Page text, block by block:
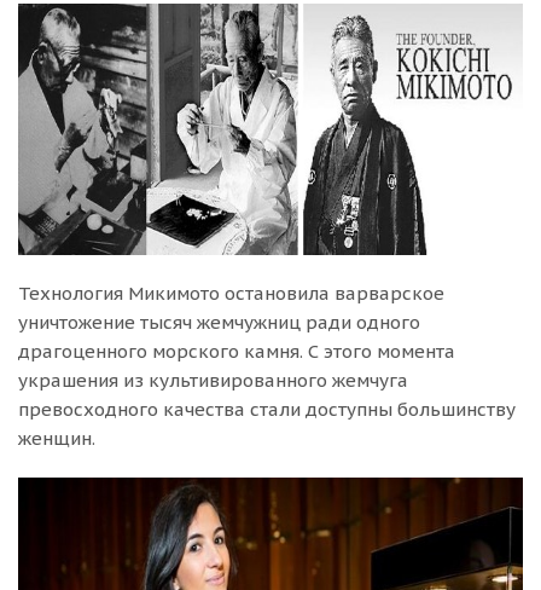
Технология Микимото остановила варварское
уничтожение тысяч жемчужниц ради одного
драгоценного морского камня. С этого момента
украшения из культивированного жемчуга
превосходного качества стали доступны большинству
женщин.